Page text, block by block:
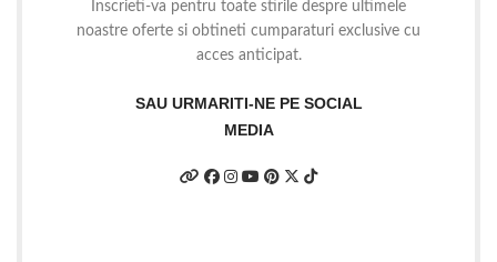
Inscrieti-va pentru toate stirile despre ultimele
noastre oferte si obtineti cumparaturi exclusive cu
acces anticipat.
SAU URMARITI-NE PE SOCIAL
MEDIA